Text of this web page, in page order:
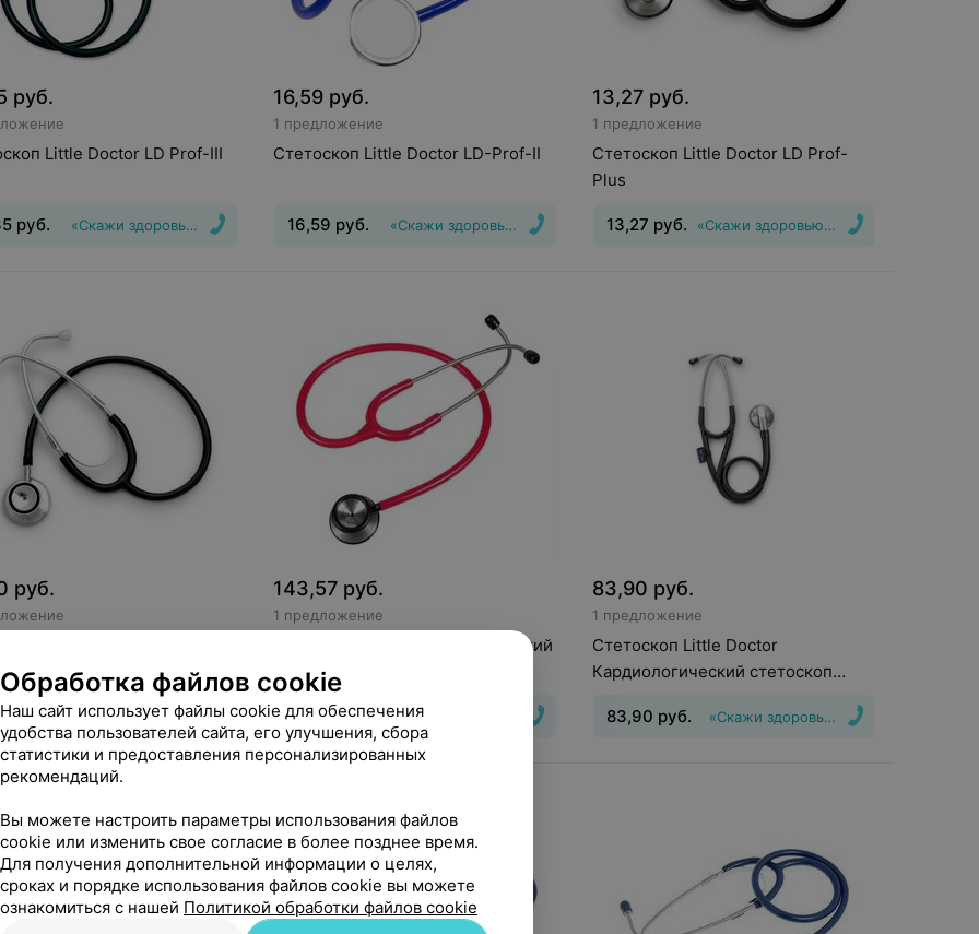
руб.
Little Doctor LD Prof-III
«Скажи здоровью Да!»
руб.
16,59 руб.
1 предложение
Стетоскоп Little Doctor LD-Prof-II
«Скажи здоровью Да!»
16,59 руб.
13,27 руб.
1 предложение
Стетоскоп Little Doctor LD Prof-
Plus
«Скажи здоровью Да!»
13,27 руб.
руб.
Little Doctor LD Prof-I
«Скажи здоровью Да!»
руб.
143,57 руб.
1 предложение
Стетоскоп KaWe Терапевтический
стетофонендоскоп Standart
Prestige, красный
«Скажи здоровью Да!»
143,57 руб.
83,90 руб.
1 предложение
Стетоскоп Little Doctor
Кардиологический стетоскоп
«Скажи здоровью Да!»
83,90 руб.
Обработка файлов cookie
Наш сайт использует файлы cookie для обеспечения
удобства пользователей сайта, его улучшения, сбора
статистики и предоставления персонализированных
рекомендаций.
Вы можете настроить параметры использования файлов
cookie или изменить свое согласие в более позднее время.
Для получения дополнительной информации о целях,
сроках и порядке использования файлов cookie вы можете
ознакомиться с нашей Политикой обработки файлов cookie